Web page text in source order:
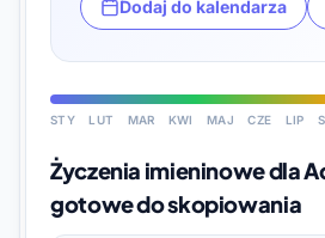
Dodaj do kalendarza
STY LUT MAR KWI MAJ CZE LIP
Życzenia imieninowe dla
gotowe do skopiowania